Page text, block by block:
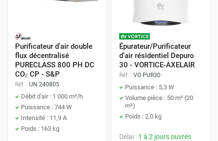
Purificateur d'air double
flux décentralisé
PURECLASS 800 PH DC
CO₂ CP - S&P
Réf. : UN 240805
Débit d'air : 1 000 m³/h
Puissance : 744 W
Intensité : 11,9 A
Poids : 163 kg
Épurateur/Purificateur
d'air résidentiel Depuro
30 - VORTICE-AXELAIR
Réf. : VO PUR30
Puissance : 5,3 W
Volume pièce : 50 m³ (20
m²)
Poids : 2,0 kg
Délai : 1 à 2 jours ouvrés